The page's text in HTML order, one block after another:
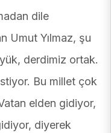
dile
Umut Yılmaz, şu
derdimiz ortak.
Bu millet çok
elden gidiyor,
diyerek